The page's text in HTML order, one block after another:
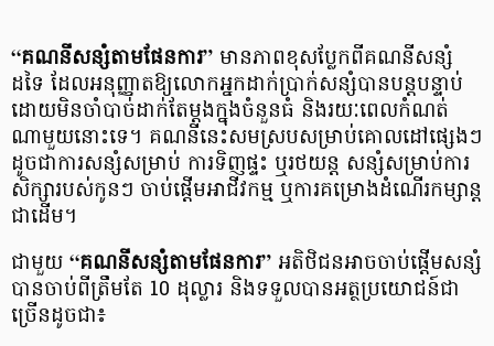
“គណនីសន្សំតាមផែនការ” មានភាពខុសប្លែកពីគណនីសន្សំ
ដទៃ ដែលអនុញ្ញាតឱ្យលោកអ្នកដាក់ប្រាក់សន្សំបានបន្តបន្ទាប់
ដោយមិនចាំបាច់ដាក់តែម្តងក្នុងចំនួនធំ និងរយៈពេលកំណត់
ណាមួយនោះទេ។ គណនីនេះសមស្របសម្រាប់គោលដៅផ្សេងៗ
ដូចជាការសន្សំសម្រាប់ ការទិញផ្ទះ ឬរថយន្ត សន្សំសម្រាប់ការ
សិក្សារបស់កូនៗ ចាប់ផ្តើមអាជីវកម្ម ឬការគម្រោងដំណើរកម្សាន្ត
ជាដើម។
ជាមួយ “គណនីសន្សំតាមផែនការ” អតិថិជនអាចចាប់ផ្តើមសន្សំ
បានចាប់ពីត្រឹមតែ 10 ដុល្លារ និងទទួលបានអត្ថប្រយោជន៍ជា
ច្រើនដូចជា៖